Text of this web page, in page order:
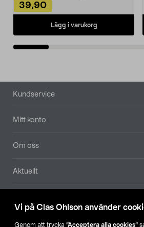
Vi på Clas Ohlson använder
Genom att trycka ”Acceptera alla cookies”
39,90
Lägg i varukorg
Sidfot
Kundservice
Mitt konto
Om oss
Aktuellt
Hitta butik